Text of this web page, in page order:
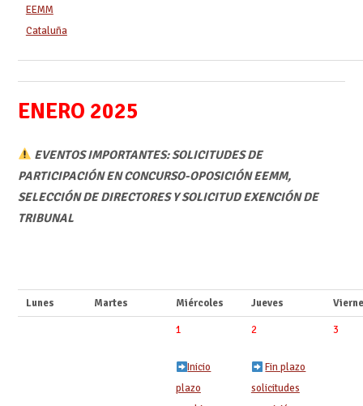
EEMM
Cataluña
ENERO 2025
EVENTOS IMPORTANTES: SOLICITUDES DE
PARTICIPACIÓN EN CONCURSO-OPOSICIÓN EEMM,
SELECCIÓN DE DIRECTORES Y SOLICITUD EXENCIÓN DE
TRIBUNAL
Lunes Martes Miércoles Jueves
1
Inicio
plazo
2
Fin plazo
solicitudes
3